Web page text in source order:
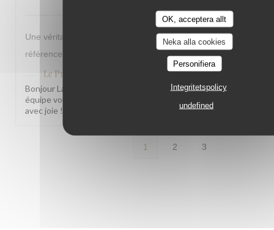
OK, acceptera allt
Neka alla cookies
Personifiera
Integritetspolicy
undefined
Une véritable institution avec des serveurs et serveuse
référence par excellence
Le Procope has responded to the review
Bonjour Laurent, Merci pour ce retour aussi généreux ! Savoir
équipe vous a autant marqué nous fait vraiment plaisir. On leur
avec joie ! À très bientôt parmi nous. L'équipe du Procope
1 2 3